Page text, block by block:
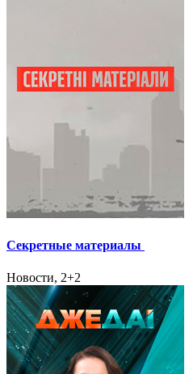
Секретные материалы
Новости, 2+2